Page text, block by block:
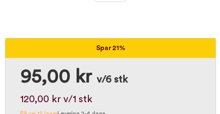
Spar 21%
95,00 kr v/6 stk
120,00 kr v/1 stk